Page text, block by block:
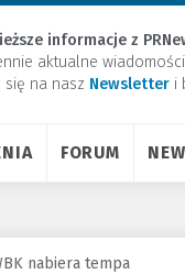
informacje z
aktualne
się na nasz Newsletter ​i
FORUM
nabiera tempa